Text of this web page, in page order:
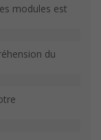
modules est
du